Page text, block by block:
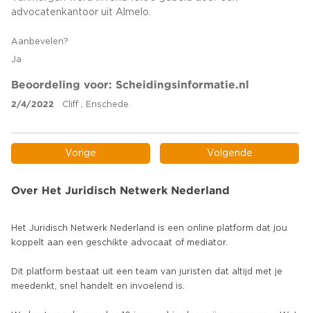
advocatenkantoor uit Almelo.
Aanbevelen?
Ja
Beoordeling voor: Scheidingsinformatie.nl
2/4/2022 Cliff , Enschede
Vorige Volgende
Over Het Juridisch Netwerk Nederland
Het Juridisch Netwerk Nederland is een online platform dat jou
koppelt aan een geschikte advocaat of mediator.
Dit platform bestaat uit een team van juristen dat altijd met je
meedenkt, snel handelt en invoelend is.